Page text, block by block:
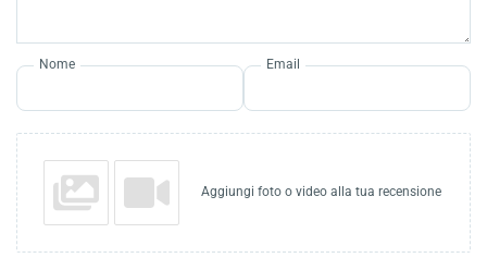
Nome Email
Aggiungi foto o video alla tua recensione